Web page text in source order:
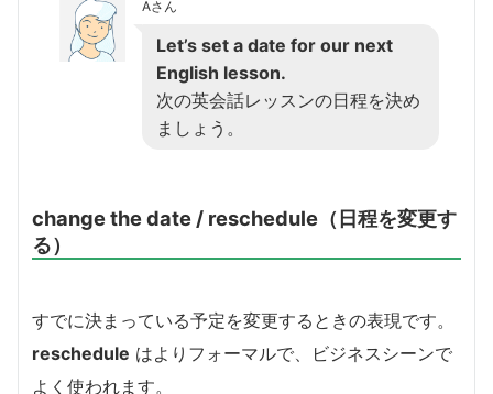
Aさん
Let’s set a date for our next
English lesson.
次の英会話レッスンの日程を決め
ましょう。
change the date / reschedule（日程を変更す
る）
すでに決まっている予定を変更するときの表現です。
reschedule はよりフォーマルで、ビジネスシーンで
よく使われます。